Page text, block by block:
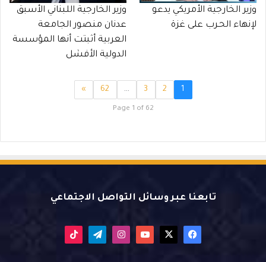
وزير الخارجية الأمريكي يدعو
لإنهاء الحـرب على غزة
وزير الخارجية اللبناني الأسبق
عدنان منصور الجامعة
العربية أثبتت أنها المؤسسة
الدولية الأفشل
1
2
3
…
62
»
Page 1 of 62
تابعنا عبر وسائل التواصل الاجتماعي
فيسبوك يوتيوب انستقرام تيلقرام